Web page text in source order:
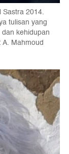
2014.
tulisan yang
kehidupan
Mahmoud